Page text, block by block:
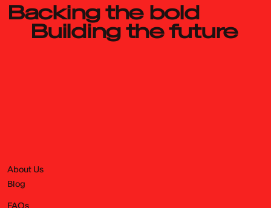
Backing the bold
Building the future
About Us
Blog
FAQs